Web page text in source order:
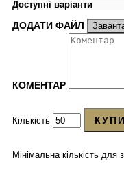
Доступні варіанти
ДОДАТИ ФАЙЛ
КОМЕНТАР
Кількість
Мінімальна кількість